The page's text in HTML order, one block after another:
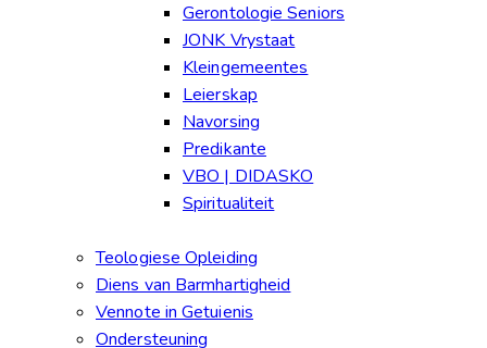
Gerontologie Seniors
JONK Vrystaat
Kleingemeentes
Leierskap
Navorsing
Predikante
VBO | DIDASKO
Spiritualiteit
Teologiese Opleiding
Diens van Barmhartigheid
Vennote in Getuienis
Ondersteuning